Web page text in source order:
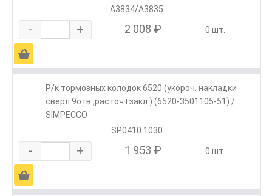
А3834/А3835
- + 2 008 ₽ 0 шт.
Ä
Р/к тормозных колодок 6520 (укороч. накладки
сверл.9отв.,расточ+закл.) (6520-3501105-51) /
SIMPECCO
SP0410.1030
- + 1 953 ₽ 0 шт.
Ä